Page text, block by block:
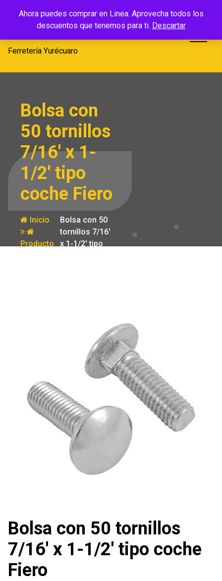
Ahora puedes comprar en Linea. Aprovecha todos los
descuentos que tenemos para ti. Descartar
Ferretería
Yurécuaro
Ferretería Yurécuaro
Bolsa con
50 tornillos
7/16′ x 1-
1/2′ tipo
coche Fiero
Inicio
Producto
Bolsa con 50
tornillos 7/16′
x 1-1/2′ tipo
Bolsa con 50 tornillos
7/16′ x 1-1/2′ tipo coche
Fiero